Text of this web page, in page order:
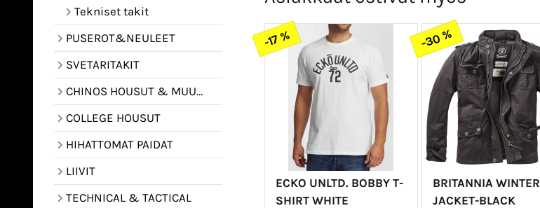
Tekniset takit
PUSEROT&NEULEET
SVETARITAKIT
CHINOS HOUSUT & MUUT HOUSUT
COLLEGE HOUSUT
HIHATTOMAT PAIDAT
LIIVIT
TECHNICAL & TACTICAL
-17 %
ECKO UNLTD. BOBBY T-
SHIRT WHITE
-30 %
BRITANNIA WINTER
JACKET-BLACK